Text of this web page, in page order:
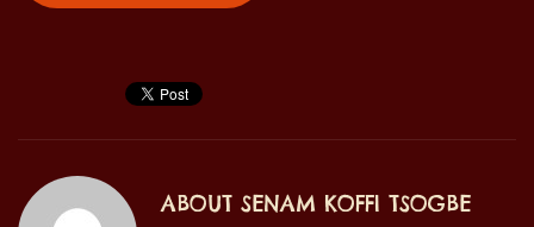
ABOUT SENAM KOFFI TSOGBE